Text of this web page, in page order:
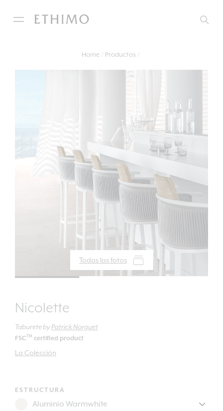
Home Productos
Todas las fotos
Nicolette
TaburetebyPatrick Norguet
FSC TM certified product
La Colección
ESTRUCTURA